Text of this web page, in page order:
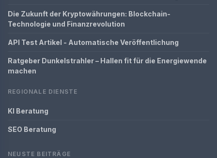
Die Zukunft der Kryptowährungen: Blockchain-
Technologie und Finanzrevolution
API Test Artikel - Automatische Veröffentlichung
Ratgeber Dunkelstrahler – Hallen fit für die Energiewende
machen
REGIONALE DIENSTE
KI Beratung
SEO Beratung
NEUSTE BEITRÄGE